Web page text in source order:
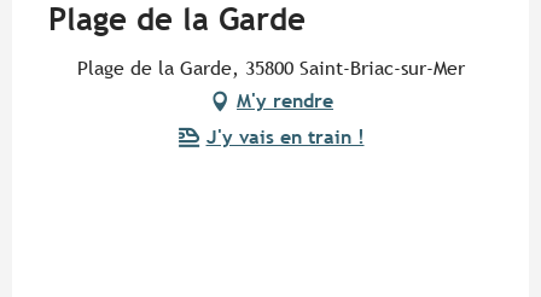
Plage de la Garde
Plage de la Garde, 35800 Saint-Briac-sur-Mer
M'y rendre
J'y vais en train !